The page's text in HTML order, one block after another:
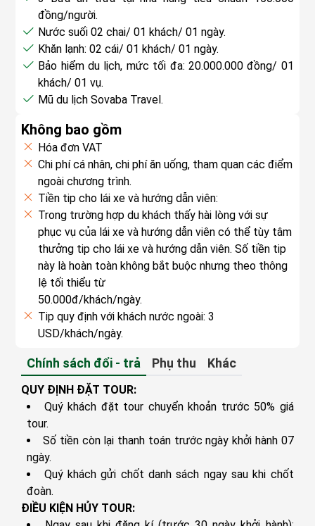
như nguyên vẹn.
HDV thuyết minh về trận Khe Sanh 1968 – chiến
thắng vang dội mở đầu cho cuộc Tổng tiến công
Tết Mậu Thân.
12h00 – Ăn trưa tại nhà hàng địa phương
13h30 – Địa Đạo Vĩnh Mốc
trong lòng đất – nơi cả làng Vĩnh Mốc từng sinh
sống, học tập và chiến đấu suốt những năm chiến
tranh ác liệt. Trải nghiệm không gian sống dưới
lòng đất, nơi trẻ con ra đời giữa bom đạn.
15h30 – Sông Bến Hải – Cầu Hiền Lương
Đến vĩ tuyến 17 lịch sử – nơi chia cắt đất nước
suốt 20 năm.
Tham quan cầu Hiền Lương – sông Bến Hải, nhà
trưng bày giới tuyến và các hiện vật thời chiến.
Chụp ảnh tại vạch sơn chia đôi cầu – biểu tượng
thiêng liêng của khát vọng thống nhất.
16h30 – Khởi Hành Về Lại Đồng Hới. Xe đưa đoàn
về lại Đồng Hới.
phương, sau đó quý khách tự do khám phá Thành
Phố Đồng Hới về đêm.
phong phú nhất tại Phong Nha – Kẻ Bàng.
14h00 – Quý khách có thể dạo bộ trên hệ thống
sàn gỗ dài 999m, uốn khúc và mềm mại, được phủ
kín bởi những tán cây cổ thụ. Bên cạnh đó, quý
khách còn có thể tận hưởng thú vui tắm suối, chèo
thuyền kayak, thuyền SUP và thư giãn trong không
chơi mạo hiểm trên cây như vượt dây thừng trên
không, đi bộ trên vòng tròn, đi trên thanh gỗ ngang
và trải nghiệm cảm giác như người nhện.
16h00 – Quý khách quay về lại Đồng Hới nghỉ ngơi.
18h30 – Quý khách dùng bữa tối tại nhà hàng địa
phương.
đồng/người.
Nước suối 02 chai/ 01 khách/ 01 ngày.
Khăn lạnh: 02 cái/ 01 khách/ 01 ngày.
Bảo hiểm du lịch, mức tối đa: 20.000.000 đồng/ 01
khách/ 01 vụ.
Mũ du lịch Sovaba Travel.
Không bao gồm
Hóa đơn VAT
Chi phí cá nhân, chi phí ăn uống, tham quan các điểm
ngoài chương trình.
Tiền tip cho lái xe và hướng dẫn viên:
Trong trường hợp du khách thấy hài lòng với sự
phục vụ của lái xe và hướng dẫn viên có thể tùy tâm
thưởng tip cho lái xe và hướng dẫn viên. Số tiền tip
này là hoàn toàn không bắt buộc nhưng theo thông
lệ tối thiểu từ
50.000đ/khách/ngày.
Tip quy định với khách nước ngoài: 3
USD/khách/ngày.
Chính sách đổi - trả Phụ thu Khác
QUY ĐỊNH ĐẶT TOUR:
Quý khách đặt tour chuyển khoản trước 50% giá
tour.
Số tiền còn lại thanh toán trước ngày khởi hành 07
ngày.
Quý khách gửi chốt danh sách ngay sau khi chốt
đoàn.
ĐIỀU KIỆN HỦY TOUR: